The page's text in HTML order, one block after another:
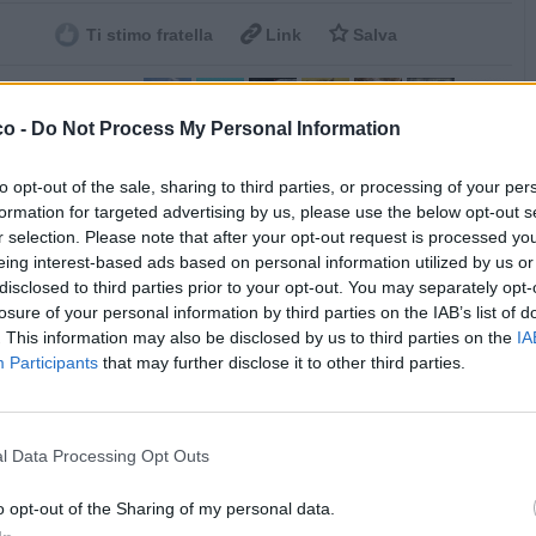
- Do Not Process My Personal Information
opt-out of the sale, sharing to third parties, or processing of your
for targeted advertising by us, please use the below opt-out
selection. Please note that after your opt-out request is processed
interest-based ads based on personal information utilized by us
to third parties prior to your opt-out. You may separately
of your personal information by third parties on the IAB’s list of
This information may also be disclosed by us to third parties on the
Participants that may further disclose it to other third parties.
Data Processing Opt Outs
opt-out of the Sharing of my personal data.
Ti stimo fratella  Link  Salva